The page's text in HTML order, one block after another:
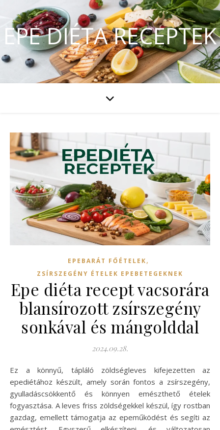
EPE DIÉTA RECEPTEK
EPEBARÁT FŐÉTELEK,
ZSÍRSZEGÉNY ÉTELEK EPEBETEGEKNEK
Epe diéta recept vacsorára
blansírozott zsírszegény
sonkával és mángolddal
2024.09.28.
Ez a könnyű, tápláló zöldségleves kifejezetten az
epediétához készült, amely során fontos a zsírszegény,
gyulladáscsökkentő és könnyen emészthető ételek
fogyasztása. A leves friss zöldségekkel készül, így rostban
gazdag, emellett támogatja az epeműködést és segíti az